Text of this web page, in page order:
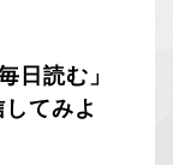
日読む」
てみよ